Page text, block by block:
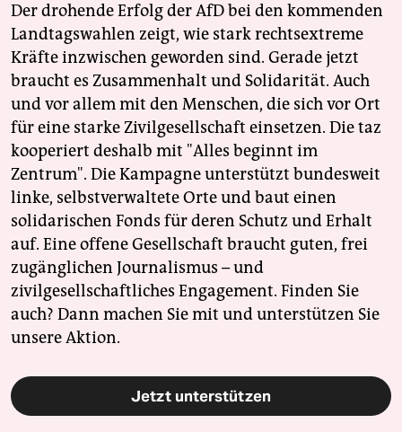
Der drohende Erfolg der AfD bei den kommenden
Landtagswahlen zeigt, wie stark rechtsextreme
Kräfte inzwischen geworden sind. Gerade jetzt
braucht es Zusammenhalt und Solidarität. Auch
und vor allem mit den Menschen, die sich vor Ort
für eine starke Zivilgesellschaft einsetzen. Die taz
kooperiert deshalb mit "Alles beginnt im
Zentrum". Die Kampagne unterstützt bundesweit
linke, selbstverwaltete Orte und baut einen
solidarischen Fonds für deren Schutz und Erhalt
auf. Eine offene Gesellschaft braucht guten, frei
zugänglichen Journalismus – und
zivilgesellschaftliches Engagement. Finden Sie
auch? Dann machen Sie mit und unterstützen Sie
unsere Aktion.
Jetzt unterstützen